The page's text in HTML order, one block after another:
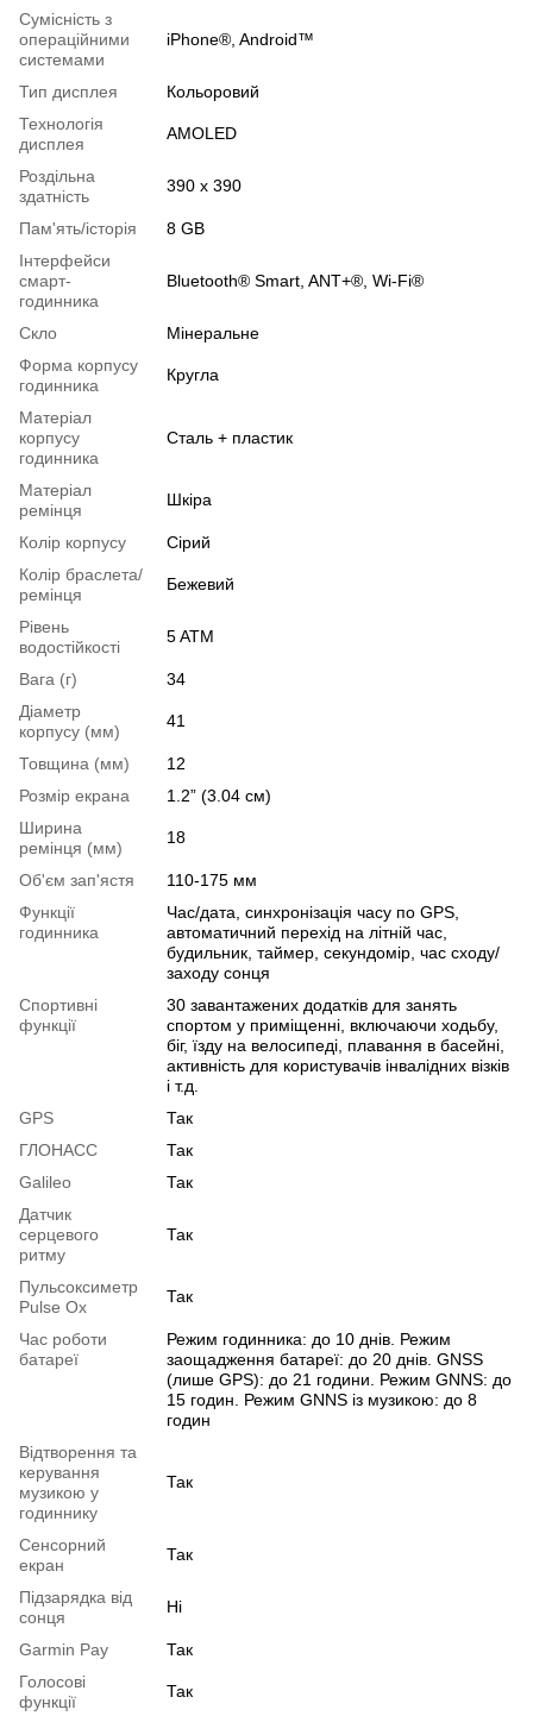
Сумісність з
операційними
системами
iPhone®, Android™
Тип дисплея
Кольоровий
Технологія
дисплея
AMOLED
Роздільна
здатність
390 х 390
Пам'ять/історія
8 GB
Інтерфейси
смарт-
годинника
Bluetooth® Smart, ANT+®, Wi-Fi®
Скло
Мінеральне
Форма корпусу
годинника
Кругла
Матеріал
корпусу
годинника
Сталь + пластик
Матеріал
ремінця
Шкіра
Колір корпусу
Сірий
Колір браслета/
ремінця
Бежевий
Рівень
водостійкості
5 ATM
Вага (г)
34
Діаметр
корпусу (мм)
41
Товщина (мм)
12
Розмір екрана
1.2” (3.04 см)
Ширина
ремінця (мм)
18
Об'єм зап'ястя
110-175 мм
Функції
годинника
Час/дата, синхронізація часу по GPS,
автоматичний перехід на літній час,
будильник, таймер, секундомір, час сходу/
заходу сонця
Спортивні
функції
30 завантажених додатків для занять
спортом у приміщенні, включаючи ходьбу,
біг, їзду на велосипеді, плавання в басейні,
активність для користувачів інвалідних візків
і т.д.
GPS
Так
ГЛОНАСС
Так
Galileo
Так
Датчик
серцевого
ритму
Так
Пульсоксиметр
Pulse Ox
Так
Час роботи
батареї
Режим годинника: до 10 днів. Режим
заощадження батареї: до 20 днів. GNSS
(лише GPS): до 21 години. Режим GNNS: до
15 годин. Режим GNNS із музикою: до 8
годин
Відтворення та
керування
музикою у
годиннику
Так
Сенсорний
екран
Так
Підзарядка від
сонця
Ні
Garmin Pay
Так
Голосові
функції
Так